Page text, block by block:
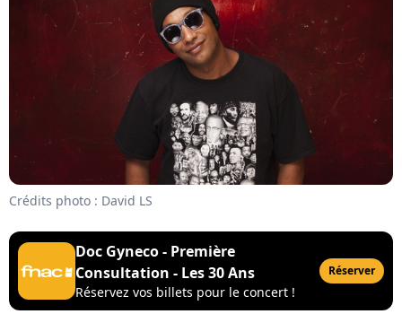
Crédits photo : David LS
Doc Gyneco - Première
Consultation - Les 30 Ans
Réservez vos billets pour le concert !
Réserver